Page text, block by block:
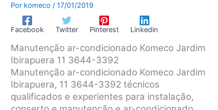
Por komeco/17/01/2019
Facebook Twitter Pinterest Linkedin
Manutenção ar-condicionado Komeco Jardim
Ibirapuera 11 3644-3392
Manutenção ar-condicionado Komeco Jardim
Ibirapuera, 11 3644-3392 técnicos
qualificados e experientes para instalação,